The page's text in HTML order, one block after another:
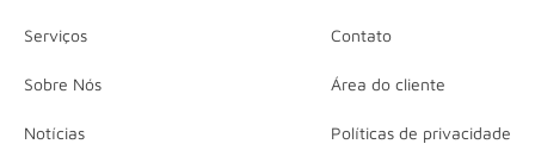
Serviços
Sobre Nós
Notícias
Contato
Área do cliente
Políticas de privacidade